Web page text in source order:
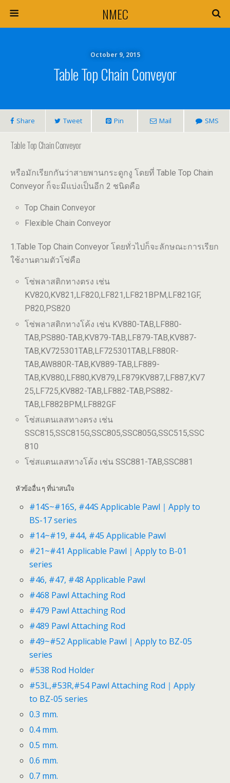
NMEC
October 9, 2015
Table Top Chain Conveyor
Share Tweet Pin Mail SMS
Table Top Chain Conveyor
หรือมักเรียกกันว่าสายพานกระดูกงู โดยที่ Table Top Chain
Conveyor ก็จะมีแบ่งเป็นอีก 2 ชนิดคือ
Top Chain Conveyor
Flexible Chain Conveyor
1.Table Top Chain Conveyor โดยทั่วไปก็จะลักษณะการเรียก
ใช้งานตามตัวโซ่คือ
โซ่พลาสติกทางตรง เช่น
KV820,KV821,LF820,LF821,LF821BPM,LF821GF,
P820,PS820
โซ่พลาสติกทางโค้ง เช่น KV880-TAB,LF880-
TAB,PS880-TAB,KV879-TAB,LF879-TAB,KV887-
TAB,KV725301TAB,LF725301TAB,LF880R-
TAB,AW880R-TAB,KV889-TAB,LF889-
TAB,KV880,LF880,KV879,LF879KV887,LF887,KV7
25,LF725,KV882-TAB,LF882-TAB,PS882-
TAB,LF882BPM,LF882GF
โซ่สแตนเลสทางตรง เช่น
SSC815,SSC815G,SSC805,SSC805G,SSC515,SSC
810
โซ่สแตนเลสทางโค้ง เช่น SSC881-TAB,SSC881
หัวข้ออื่น ๆ ที่น่าสนใจ
#14S~#16S, #44S Applicable Pawl｜Apply to
BS-17 series
#14~#19, #44, #45 Applicable Pawl
#21~#41 Applicable Pawl｜Apply to B-01
series
#46, #47, #48 Applicable Pawl
#468 Pawl Attaching Rod
#479 Pawl Attaching Rod
#489 Pawl Attaching Rod
#49~#52 Applicable Pawl｜Apply to BZ-05
series
#538 Rod Holder
#53L,#53R,#54 Pawl Attaching Rod｜Apply
to BZ-05 series
0.3 mm.
0.4 mm.
0.5 mm.
0.6 mm.
0.7 mm.